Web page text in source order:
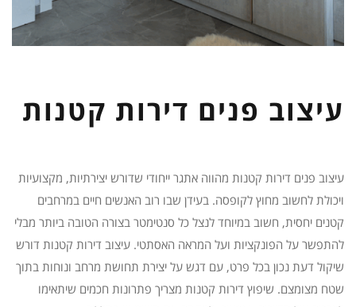
עיצוב פנים דירות קטנות
עיצוב פנים דירות קטנות מהווה אתגר ייחודי שדורש יצירתיות, מקצועיות
ויכולת לחשוב מחוץ לקופסה. בעידן שבו רוב האנשים חיים במרחבים
קטנים יחסית, חשוב במיוחד לנצל כל סנטימטר בצורה הטובה ביותר מבלי
להתפשר על הפונקציות ועל המראה האסתטי. עיצוב דירות קטנות דורש
שיקול דעת נכון בכל פרט, עם דגש על יצירת תחושת מרחב ונוחות בתוך
שטח מצומצם. שיפוץ דירות קטנות מצריך פתרונות חכמים שיתאימו